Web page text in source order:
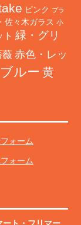
ピンク プラ
佐々木ガラス 小
緑・グリ
薇 赤色・レッ
ルー 黄
ォーム
ォーム